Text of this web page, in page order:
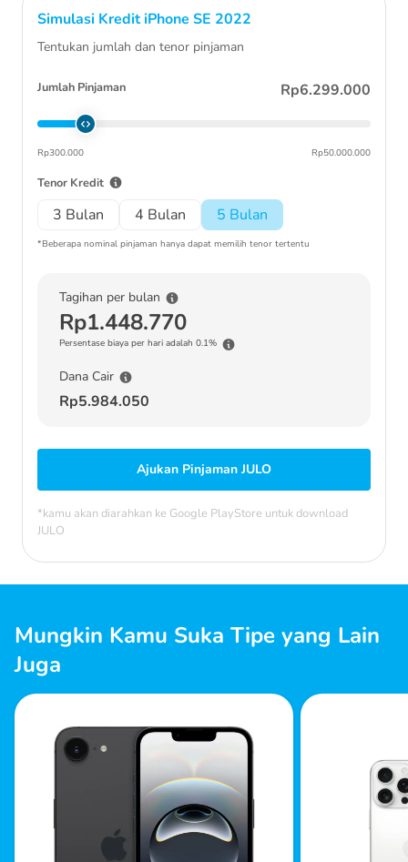
Simulasi KreditiPhone SE 2022
Tentukan jumlah dan tenor pinjaman
Jumlah Pinjaman Rp6.299.000
Rp300.000 Rp50.000.000
Tenor Kredit
3 Bulan 4 Bulan 5 Bulan
*Beberapa nominal pinjaman hanya dapat memilih tenor tertentu
Tagihan per bulan
Rp1.448.770
Persentase biaya per hari adalah 0.1%
Dana Cair
Rp5.984.050
Ajukan Pinjaman JULO
*kamu akan diarahkan ke Google PlayStore untuk download
JULO
Mungkin Kamu Suka Tipe yang Lain
Juga